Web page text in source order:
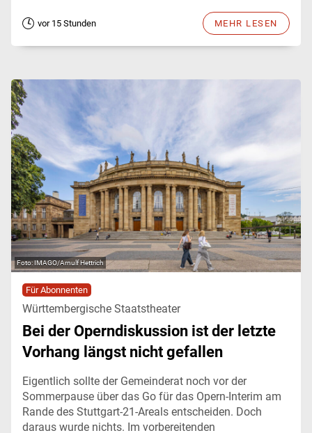
vor 15 Stunden MEHR LESEN
IMAGO/Arnulf Hettrich
Für Abonnenten
Württembergische Staatstheater
Bei der Operndiskussion ist der letzte
Vorhang längst nicht gefallen
Eigentlich sollte der Gemeinderat noch vor der
Sommerpause über das Go für das Opern-Interim am
Rande des Stuttgart-21-Areals entscheiden. Doch
daraus wurde nichts. Im vorbereitenden